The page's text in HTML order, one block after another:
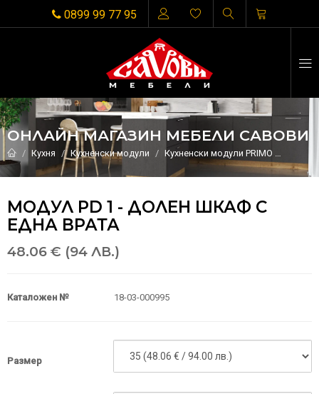
0899 99 77 95
ОНЛАЙН МАГАЗИН МЕБЕЛИ САВОВИ
Кухня Кухненски модули Кухненски модули PRIMO
МОДУЛ PD 1 - ДОЛЕН ШКАФ С
ЕДНА ВРАТА
48.06 € (94 ЛВ.)
Каталожен № 18-03-000995
Размер